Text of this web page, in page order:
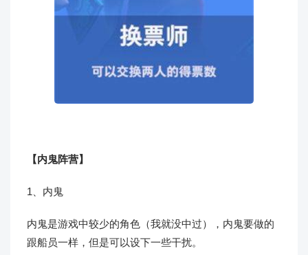
【内鬼阵营】
1、内鬼
内鬼是游戏中较少的角色（我就没中过），内鬼要做的
跟船员一样，但是可以设下一些干扰。